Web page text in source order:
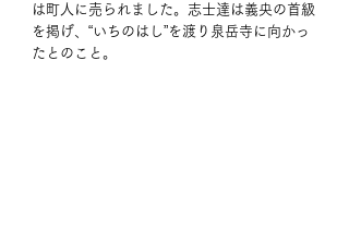
は町人に売られました。志士達は義央の首級
を掲げ、“いちのはし”を渡り泉岳寺に向かっ
たとのこと。